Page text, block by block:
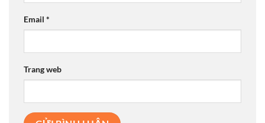
Email *
Trang web